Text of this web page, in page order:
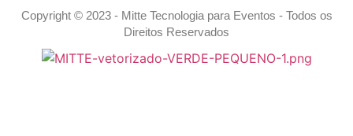
Copyright © 2023 - Mitte Tecnologia para Eventos - Todos os
Direitos Reservados